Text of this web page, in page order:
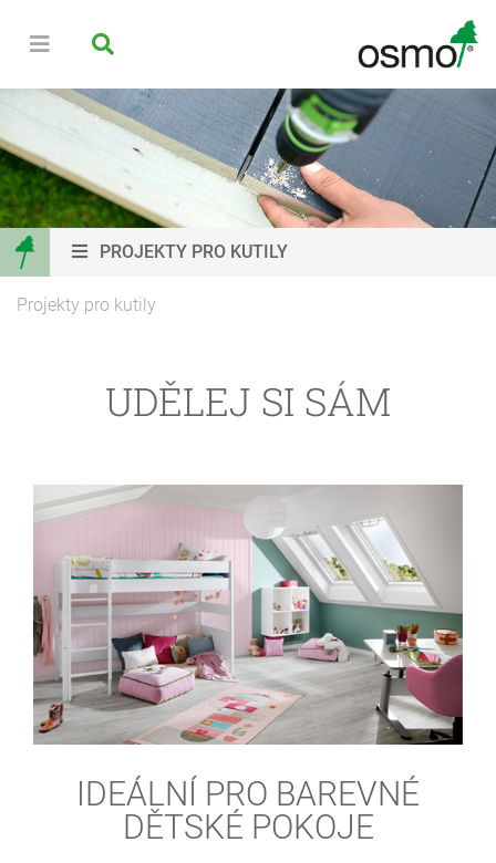
PROJEKTY PRO KUTILY
Projekty pro kutily
UDĚLEJ SI SÁM
IDEÁLNÍ PRO BAREVNÉ
DĚTSKÉ POKOJE